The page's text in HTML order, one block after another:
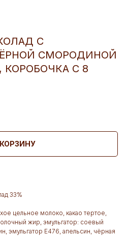
С
СМОРОДИНОЙ
С 8
33%
цельное молоко, какао тертое,
жир, эмульгатор: соевый
эмульгатор Е476, апельсин, чёрная